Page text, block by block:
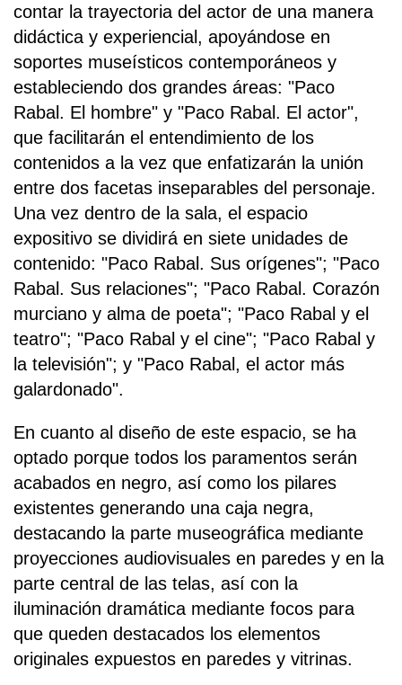
contar la trayectoria del actor de una manera
didáctica y experiencial, apoyándose en
soportes museísticos contemporáneos y
estableciendo dos grandes áreas: "Paco
Rabal. El hombre" y "Paco Rabal. El actor",
que facilitarán el entendimiento de los
contenidos a la vez que enfatizarán la unión
entre dos facetas inseparables del personaje.
Una vez dentro de la sala, el espacio
expositivo se dividirá en siete unidades de
contenido: "Paco Rabal. Sus orígenes"; "Paco
Rabal. Sus relaciones"; "Paco Rabal. Corazón
murciano y alma de poeta"; "Paco Rabal y el
teatro"; "Paco Rabal y el cine"; "Paco Rabal y
la televisión"; y "Paco Rabal, el actor más
galardonado".
En cuanto al diseño de este espacio, se ha
optado porque todos los paramentos serán
acabados en negro, así como los pilares
existentes generando una caja negra,
destacando la parte museográfica mediante
proyecciones audiovisuales en paredes y en la
parte central de las telas, así con la
iluminación dramática mediante focos para
que queden destacados los elementos
originales expuestos en paredes y vitrinas.